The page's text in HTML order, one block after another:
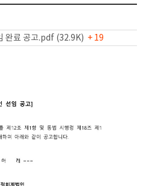
완료 공고.pdf (32.9K) + 19